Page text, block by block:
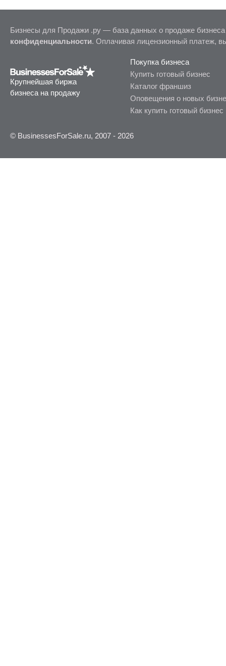
Бизнесы для Продажи .ру — база данных о продаже
конфиденциальности. Оплачивая лицензионный платеж,
Крупнейшая биржа
бизнеса на продажу
Покупка бизнеса
Купить готовый бизнес
Каталог франшиз
Оповещения о новых
Как купить готовый бизнес
© BusinessesForSale.ru, 2007 - 2026